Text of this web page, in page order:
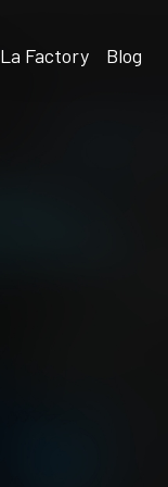
La Factory Blog